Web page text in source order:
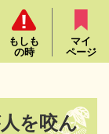
もしも
の時
マイ
ページ
を咬ん